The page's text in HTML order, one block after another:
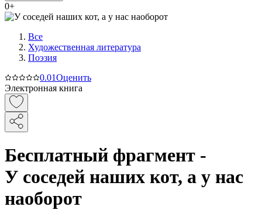
0+
Все
Художественная литература
Поэзия
0.01Оценить
Электронная книга
Бесплатный фрагмент -
У соседей наших кот, а у нас
наоборот